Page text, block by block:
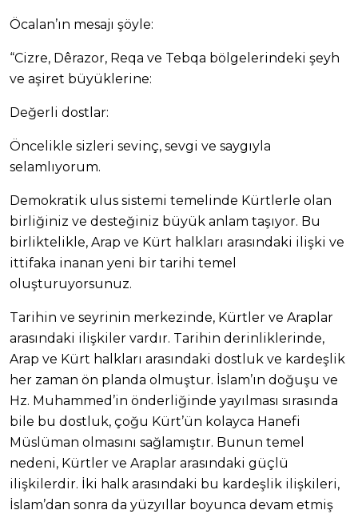
Öcalan’ın mesajı şöyle:
“Cizre, Dêrazor, Reqa ve Tebqa bölgelerindeki şeyh
ve aşiret büyüklerine:
Değerli dostlar:
Öncelikle sizleri sevinç, sevgi ve saygıyla
selamlıyorum.
Demokratik ulus sistemi temelinde Kürtlerle olan
birliğiniz ve desteğiniz büyük anlam taşıyor. Bu
birliktelikle, Arap ve Kürt halkları arasındaki ilişki ve
ittifaka inanan yeni bir tarihi temel
oluşturuyorsunuz.
Tarihin ve seyrinin merkezinde, Kürtler ve Araplar
arasındaki ilişkiler vardır. Tarihin derinliklerinde,
Arap ve Kürt halkları arasındaki dostluk ve kardeşlik
her zaman ön planda olmuştur. İslam’ın doğuşu ve
Hz. Muhammed’in önderliğinde yayılması sırasında
bile bu dostluk, çoğu Kürt’ün kolayca Hanefi
Müslüman olmasını sağlamıştır. Bunun temel
nedeni, Kürtler ve Araplar arasındaki güçlü
ilişkilerdir. İki halk arasındaki bu kardeşlik ilişkileri,
İslam’dan sonra da yüzyıllar boyunca devam etmiş